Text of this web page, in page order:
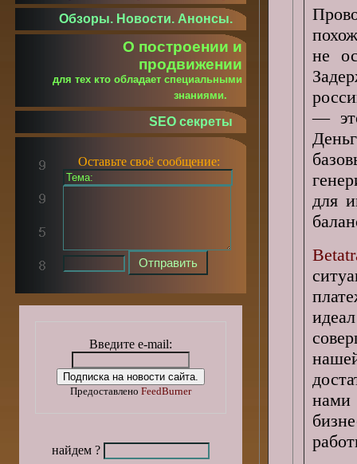
не
—
для
нами
Обзоры. Новости. Анонсы.
О построении и
продвижении
для тех кто обладает специальными
знаниями.
SEO секреты
Оставьте своё сообщение:
Введите e-mail:
Предоставлено FeedBurner
найдем ?